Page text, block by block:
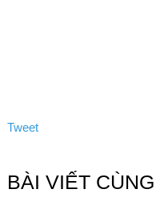
Tweet
BÀI VIẾT